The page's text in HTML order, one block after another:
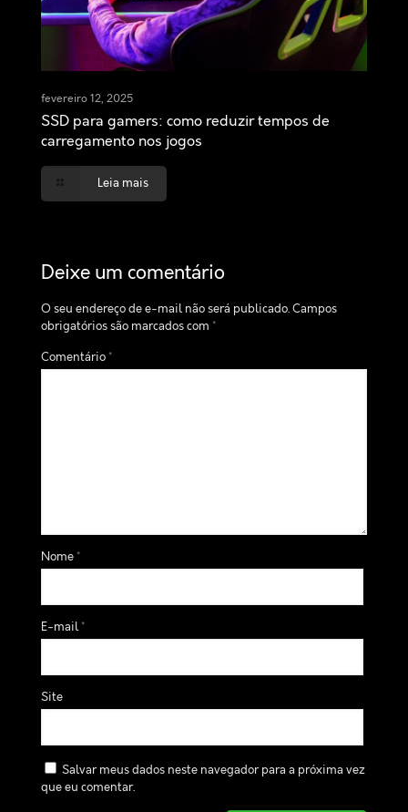
fevereiro 12, 2025
SSD para gamers: como reduzir tempos de
carregamento nos jogos
Leia mais
Deixe um comentário
O seu endereço de e-mail não será publicado.Campos
obrigatórios são marcados com *
Comentário *
Nome *
E-mail*
Site
Salvar meus dados neste navegador para a próxima vez
que eu comentar.